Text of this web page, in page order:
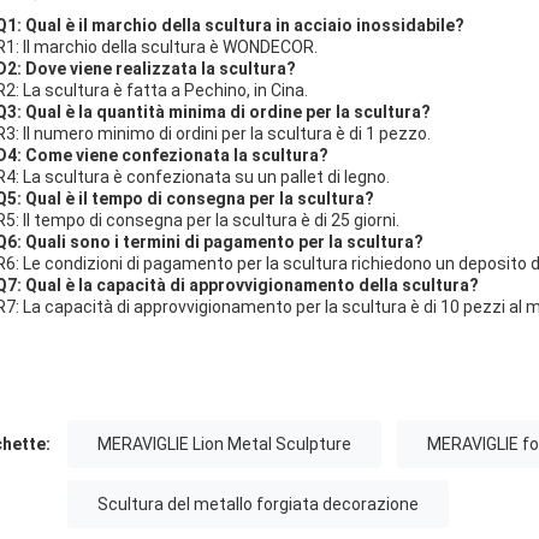
Qual è il marchio della scultura in acciaio inossidabile?
Il marchio della scultura è WONDECOR.
Dove viene realizzata la scultura?
La scultura è fatta a Pechino, in Cina.
Qual è la quantità minima di ordine per la scultura?
Il numero minimo di ordini per la scultura è di 1 pezzo.
Come viene confezionata la scultura?
La scultura è confezionata su un pallet di legno.
Qual è il tempo di consegna per la scultura?
Il tempo di consegna per la scultura è di 25 giorni.
Quali sono i termini di pagamento per la scultura?
Le condizioni di pagamento per la scultura richiedono un deposito
Qual è la capacità di approvvigionamento della scultura?
La capacità di approvvigionamento per la scultura è di 10 pezzi al
MERAVIGLIE Lion Metal Sculpture MERAVIGLIE
Scultura del metallo forgiata decorazione